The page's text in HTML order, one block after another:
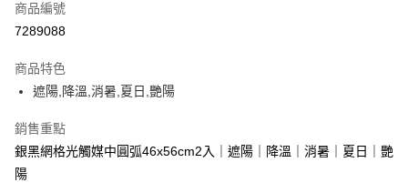
超商取貨付款
Apple Pay
街口支付
悠遊付
商品編號
7289088
商品特色
遮陽,降溫,消暑,夏日,艷陽
銷售重點
銀黑網格光觸媒中圓弧46x56cm2入｜遮陽｜降溫｜消暑｜夏日｜艷
陽